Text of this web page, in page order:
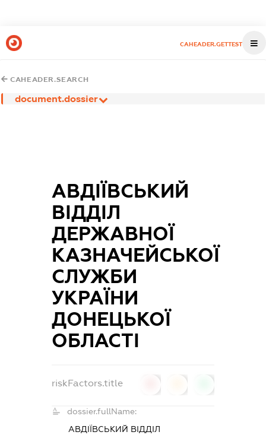
CAHEADER.GETTEST
CAHEADER.SEARCH
document.dossier
АВДІЇВСЬКИЙ
ВІДДІЛ
ДЕРЖАВНОЇ
КАЗНАЧЕЙСЬКОЇ
СЛУЖБИ
УКРАЇНИ
ДОНЕЦЬКОЇ
ОБЛАСТІ
riskFactors.title
dossier.fullName:
АВДІЇВСЬКИЙ ВІДДІЛ